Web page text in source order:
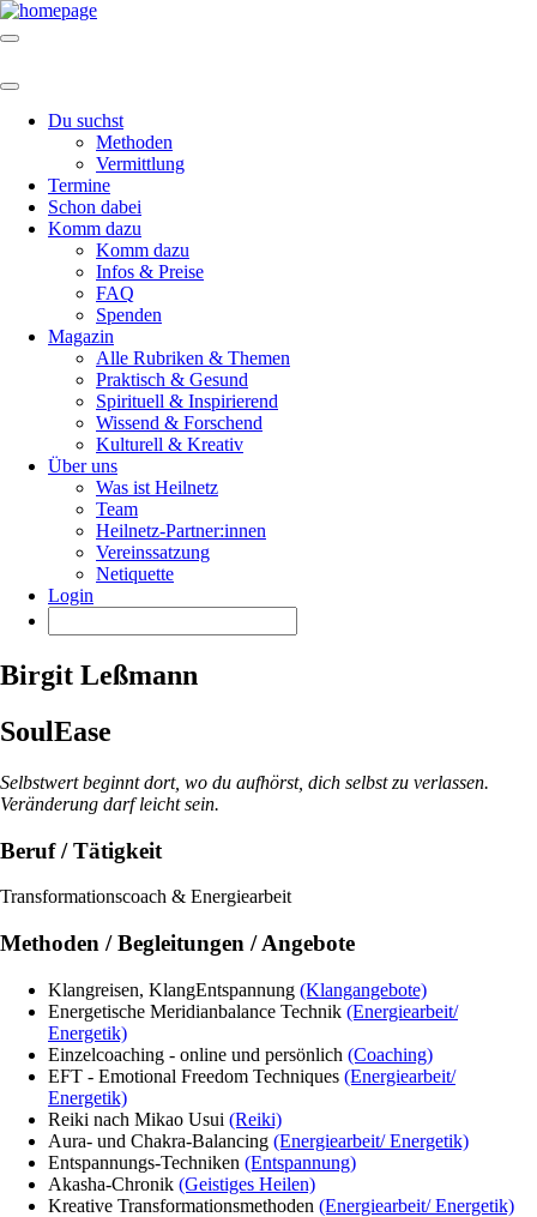
Du suchst
Methoden
Vermittlung
Termine
Schon dabei
Komm dazu
Komm dazu
Infos & Preise
FAQ
Spenden
Magazin
Alle Rubriken & Themen
Praktisch & Gesund
Spirituell & Inspirierend
Wissend & Forschend
Kulturell & Kreativ
Über uns
Was ist Heilnetz
Team
Heilnetz-Partner:innen
Vereinssatzung
Netiquette
Login
Birgit Leßmann
SoulEase
Selbstwert beginnt dort, wo du aufhörst, dich selbst zu verlassen.
Veränderung darf leicht sein.
Beruf / Tätigkeit
Transformationscoach & Energiearbeit
Methoden / Begleitungen / Angebote
Klangreisen, KlangEntspannung (Klangangebote)
Energetische Meridianbalance Technik (Energiearbeit/
Energetik)
Einzelcoaching - online und persönlich (Coaching)
EFT - Emotional Freedom Techniques (Energiearbeit/
Energetik)
Reiki nach Mikao Usui (Reiki)
Aura- und Chakra-Balancing (Energiearbeit/ Energetik)
Entspannungs-Techniken (Entspannung)
Akasha-Chronik (Geistiges Heilen)
Kreative Transformationsmethoden (Energiearbeit/ Energetik)